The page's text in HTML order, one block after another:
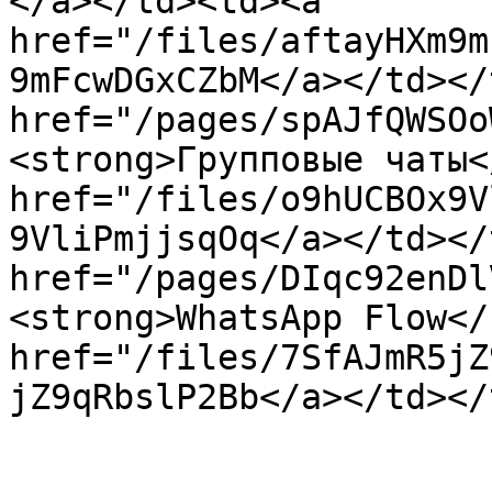
href="/files/
9mFcwDGxCZbM</a></
href="/pages/
<strong>Групповые
href="/files/
9VliPmjjsqOq</a></
href="/pages/
<strong>WhatsApp
href="/files/